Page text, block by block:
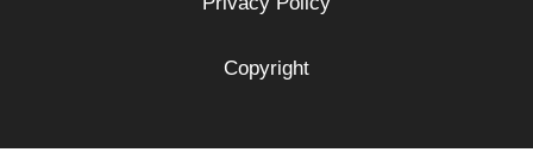
Copyright